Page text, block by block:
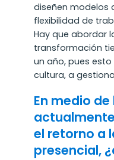
diseñen modelos
flexibilidad de
Hay que abordar
transformación
un año, pues
cultura, a
En medio de
el retorno a
presencial,